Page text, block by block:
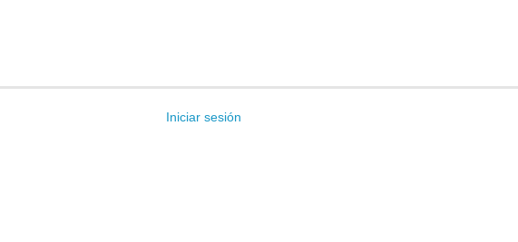
Iniciar sesión